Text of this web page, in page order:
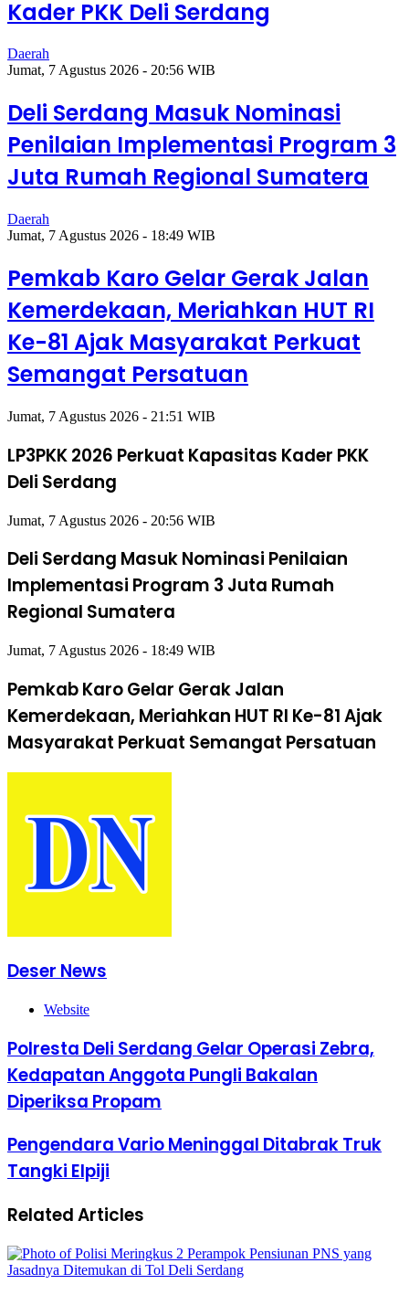
Kader PKK Deli Serdang
Daerah
Jumat, 7 Agustus 2026 - 20:56 WIB
Deli Serdang Masuk Nominasi
Penilaian Implementasi Program 3
Juta Rumah Regional Sumatera
Daerah
Jumat, 7 Agustus 2026 - 18:49 WIB
Pemkab Karo Gelar Gerak Jalan
Kemerdekaan, Meriahkan HUT RI
Ke-81 Ajak Masyarakat Perkuat
Semangat Persatuan
Jumat, 7 Agustus 2026 - 21:51 WIB
LP3PKK 2026 Perkuat Kapasitas Kader PKK
Deli Serdang
Jumat, 7 Agustus 2026 - 20:56 WIB
Deli Serdang Masuk Nominasi Penilaian
Implementasi Program 3 Juta Rumah
Regional Sumatera
Jumat, 7 Agustus 2026 - 18:49 WIB
Pemkab Karo Gelar Gerak Jalan
Kemerdekaan, Meriahkan HUT RI Ke-81 Ajak
Masyarakat Perkuat Semangat Persatuan
Deser News
Website
Polresta Deli Serdang Gelar Operasi Zebra,
Kedapatan Anggota Pungli Bakalan
Diperiksa Propam
Pengendara Vario Meninggal Ditabrak Truk
Tangki Elpiji
Related Articles